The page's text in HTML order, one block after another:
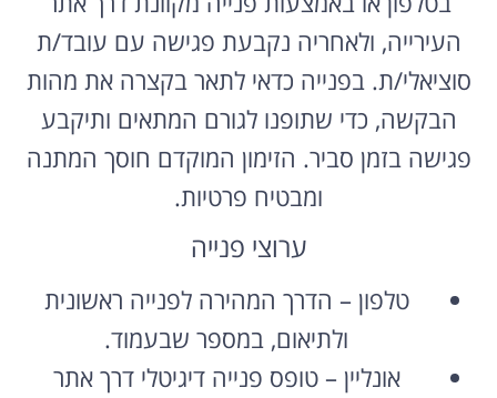
העירייה, ולאחריה נקבעת פגישה עם עובד/ת
סוציאלי/ת. בפנייה כדאי לתאר בקצרה את מהות
הבקשה, כדי שתופנו לגורם המתאים ותיקבע
פגישה בזמן סביר. הזימון המוקדם חוסך המתנה
ומבטיח פרטיות.
ערוצי פנייה
טלפון – הדרך המהירה לפנייה ראשונית
ולתיאום, במספר שבעמוד.
אונליין – טופס פנייה דיגיטלי דרך אתר